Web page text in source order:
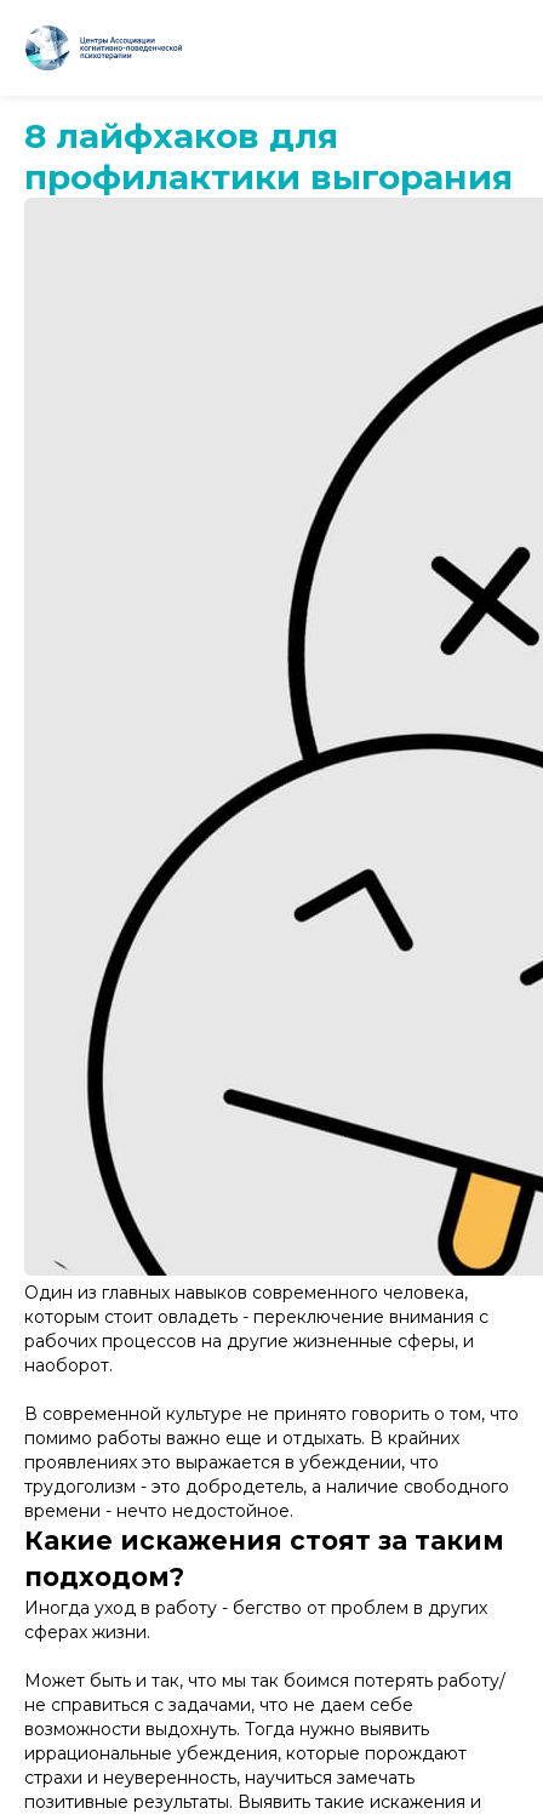
8 лайфхаков для
профилактики выгорания
Один из главных навыков современного человека,
которым стоит овладеть - переключение внимания с
рабочих процессов на другие жизненные сферы, и
наоборот.
В современной культуре не принято говорить о том, что
помимо работы важно еще и отдыхать. В крайних
проявлениях это выражается в убеждении, что
трудоголизм - это добродетель, а наличие свободного
времени - нечто недостойное.
Какие искажения стоят за таким
подходом?
Иногда уход в работу - бегство от проблем в других
сферах жизни.
Может быть и так, что мы так боимся потерять работу/
не справиться с задачами, что не даем себе
возможности выдохнуть. Тогда нужно выявить
иррациональные убеждения, которые порождают
страхи и неуверенность, научиться замечать
позитивные результаты. Выявить такие искажения и